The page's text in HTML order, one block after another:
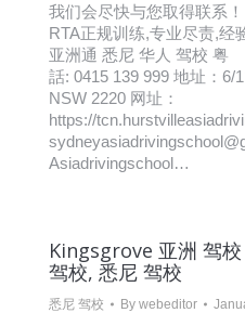
我们会尽快与您取得联系
RTA正规训练,专业尽责,经
亚洲通 悉尼 华人 驾校 粤
話: 0415 139 999 地址：6/
NSW 2220 网址：
https://
Asiadrivingschool…
Kingsgrove 亚洲 驾
驾校, 悉尼 驾校
悉尼 驾校 By webeditor